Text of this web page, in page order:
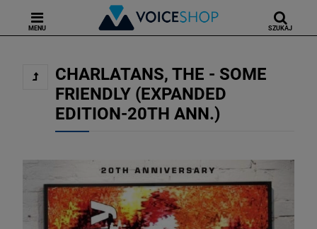
MENU SZUKAJ
CHARLATANS, THE - SOME
FRIENDLY (EXPANDED
EDITION-20TH ANN.)